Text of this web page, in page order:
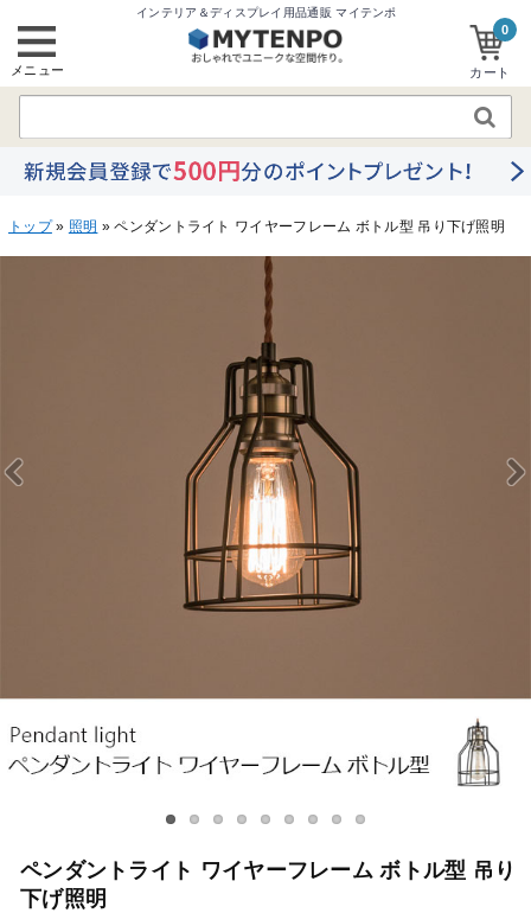
インテリア＆ディスプレイ用品通販 マイテンポ
0
カート
メニュー
トップ» 照明 » ペンダントライト ワイヤーフレーム ボトル型 吊り下げ照明
ペンダントライト ワイヤーフレーム ボトル型 吊り
下げ照明